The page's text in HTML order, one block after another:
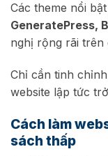
Các theme nổi
GeneratePress,
nghị rộng rãi trên
Chỉ cần tinh
website lập tức
Cách làm
sách thấp